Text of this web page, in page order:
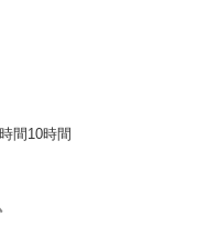
間10時間